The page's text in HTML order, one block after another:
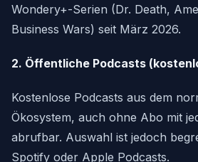
Wondery+-Serien (Dr. Death,
Business Wars) seit März 2026.
2. Öffentliche Podcasts
Kostenlose Podcasts aus dem
Ökosystem, auch ohne Abo mit
abrufbar. Auswahl ist jedoch
Spotify oder Apple Podcasts.